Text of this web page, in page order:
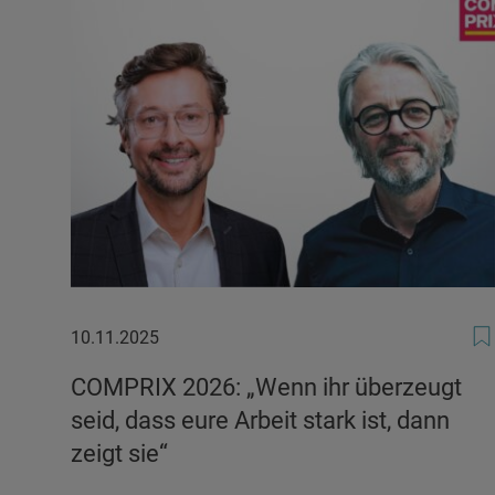
10.11.2025
10.11.2025
COMPRIX 2026: „Wenn ihr überzeugt
seid, dass eure Arbeit stark ist, dann
zeigt sie“